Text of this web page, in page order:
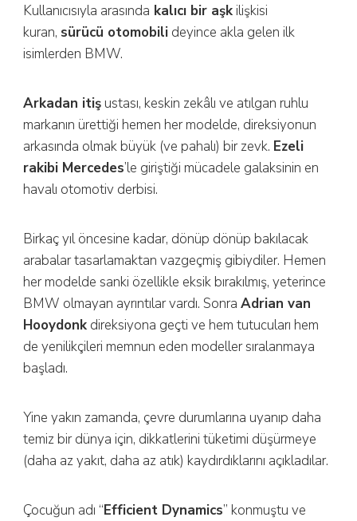
Kullanıcısıyla arasında kalıcı bir aşk ilişkisi
kuran, sürücü otomobili deyince akla gelen ilk
isimlerden BMW.
Arkadan itiş ustası, keskin zekâlı ve atılgan ruhlu
markanın ürettiği hemen her modelde, direksiyonun
arkasında olmak büyük (ve pahalı) bir zevk. Ezeli
rakibi Mercedes’le giriştiği mücadele galaksinin en
havalı otomotiv derbisi.
Birkaç yıl öncesine kadar, dönüp dönüp bakılacak
arabalar tasarlamaktan vazgeçmiş gibiydiler. Hemen
her modelde sanki özellikle eksik bırakılmış, yeterince
BMW olmayan ayrıntılar vardı. SonraAdrian van
Hooydonk direksiyona geçti ve hem tutucuları hem
de yenilikçileri memnun eden modeller sıralanmaya
başladı.
Yine yakın zamanda, çevre durumlarına uyanıp daha
temiz bir dünya için, dikkatlerini tüketimi düşürmeye
(daha az yakıt, daha az atık) kaydırdıklarını açıkladılar.
Çocuğun adı “Efficient Dynamics” konmuştu ve